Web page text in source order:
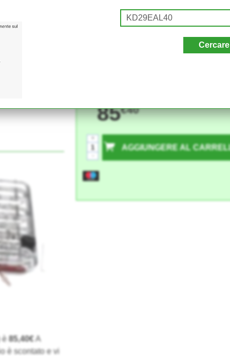
è85,40€ A
è scontato e vi
85€40
AGGIUNGERE AL
+
Cercare